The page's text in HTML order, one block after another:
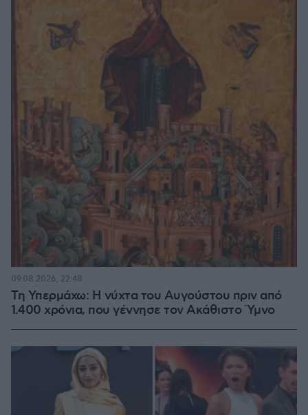
Τη Υπερμάχω: Η νύχτα του Αυγούστου πριν από
1.400 χρόνια, που γέννησε τον Ακάθιστο Ύμνο
09.08.2026, 22:48